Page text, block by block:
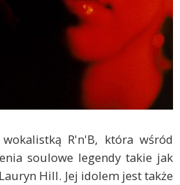
R'n'B, która wśród
soulowe legendy takie jak
Hill. Jej idolem jest także